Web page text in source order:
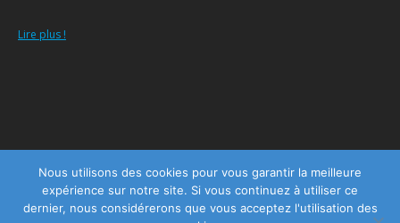
Lire plus !
Menu
Copyright © 2026Centre Psychologique Namur, tous droits réservés.
Powered by Privium – Des services qui soutiennent vos soins. Pour
Nous utilisons des cookies pour vous garantir la meilleure
expérience sur notre site. Si vous continuez à utiliser ce
dernier, nous considérerons que vous acceptez l'utilisation des